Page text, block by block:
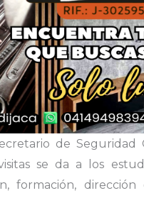
de Seguridad
se da a los
formación,